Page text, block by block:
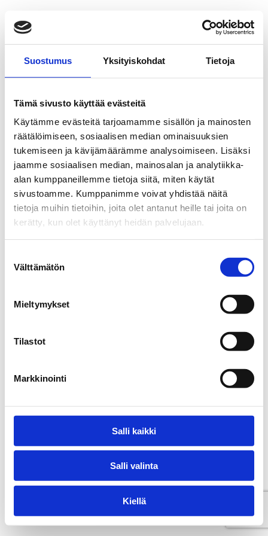
Suostumus Yksityiskohdat Tietoja
Tämä sivusto käyttää evästeitä
Käytämme evästeitä tarjoamamme sisällön ja mainosten
räätälöimiseen, sosiaalisen median ominaisuuksien
tukemiseen ja kävijämäärämme analysoimiseen. Lisäksi
jaamme sosiaalisen median, mainosalan ja analytiikka-
alan kumppaneillemme tietoja siitä, miten käytät
sivustoamme. Kumppanimme voivat yhdistää näitä
tietoja muihin tietoihin, joita olet antanut heille tai joita on
kerätty, kun olet käyttänyt heidän palvelujaan.
valinta
Välttämätön
Mieltymykset
Tilastot
Markkinointi
Salli kaikki
Salli valinta
Kiellä